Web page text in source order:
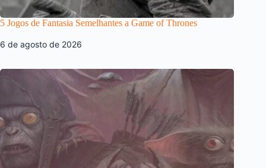
5 Jogos de Fantasia Semelhantes a Game of Thrones
6 de agosto de 2026